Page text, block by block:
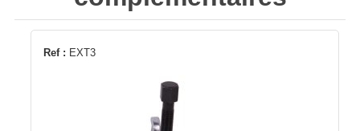
Ref : EXT3